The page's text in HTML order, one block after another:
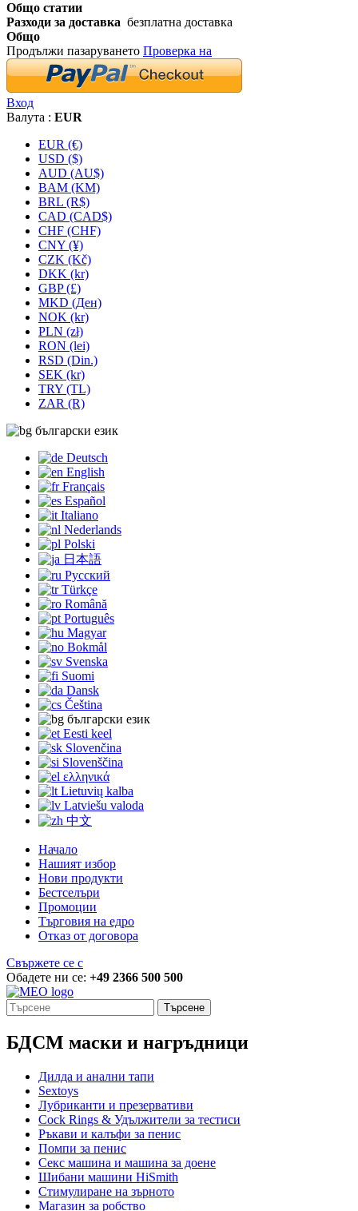
Общо статии
Разходи за доставка безплатна доставка
Общо
Продължи пазаруването Проверка на
Вход
Валута : EUR
EUR (€)
USD ($)
AUD (AU$)
BAM (KM)
BRL (R$)
CAD (CAD$)
CHF (CHF)
CNY (¥)
CZK (Kč)
DKK (kr)
GBP (£)
MKD (Ден)
NOK (kr)
PLN (zł)
RON (lei)
RSD (Din.)
SEK (kr)
TRY (TL)
ZAR (R)
български език
Deutsch
English
Français
Español
Italiano
Nederlands
Polski
日本語
Русский
Türkçe
Română
Português
Magyar
Bokmål
Svenska
Suomi
Dansk
Čeština
български език
Eesti keel
Slovenčina
Slovenščina
ελληνικά
Lietuvių kalba
Latviešu valoda
中文
Начало
Нашият избор
Нови продукти
Бестселъри
Промоции
Търговия на едро
Отказ от договора
Свържете се с
Обадете ни се: +49 2366 500 500
Търсене
БДСМ маски и нагръдници
Дилда и анални тапи
Sextoys
Лубриканти и презервативи
Cock Rings & Удължители за тестиси
Ръкави и калъфи за пенис
Помпи за пенис
Секс машина и машина за доене
Шибани машини HiSmith
Стимулиране на зърното
Магазин за робство